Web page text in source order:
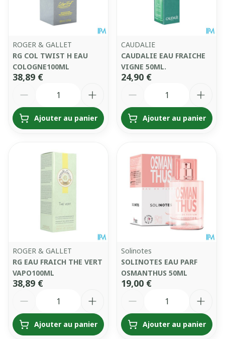
ROGER & GALLET
RG COL TWIST H EAU
COLOGNE100ML
38,89 €
Ajouter au panier
CAUDALIE
CAUDALIE EAU FRAICHE
VIGNE 50ML.
24,90 €
Ajouter au panier
ROGER & GALLET
RG EAU FRAICH THE VERT
VAPO100ML
38,89 €
Ajouter au panier
Solinotes
SOLINOTES EAU PARF
OSMANTHUS 50ML
19,00 €
Ajouter au panier